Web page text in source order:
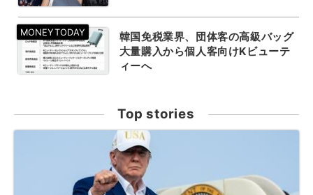
韓国免税業界、団体客の高級バッグ
大量購入から個人客向けKビューテ
ィーへ
Top stories